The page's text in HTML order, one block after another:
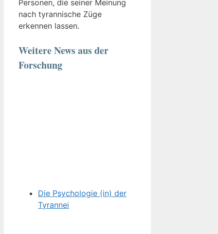
Personen, die seiner Meinung
nach tyrannische Züge
erkennen lassen.
Weitere News aus der
Forschung
Die Psychologie (in) der
Tyrannei